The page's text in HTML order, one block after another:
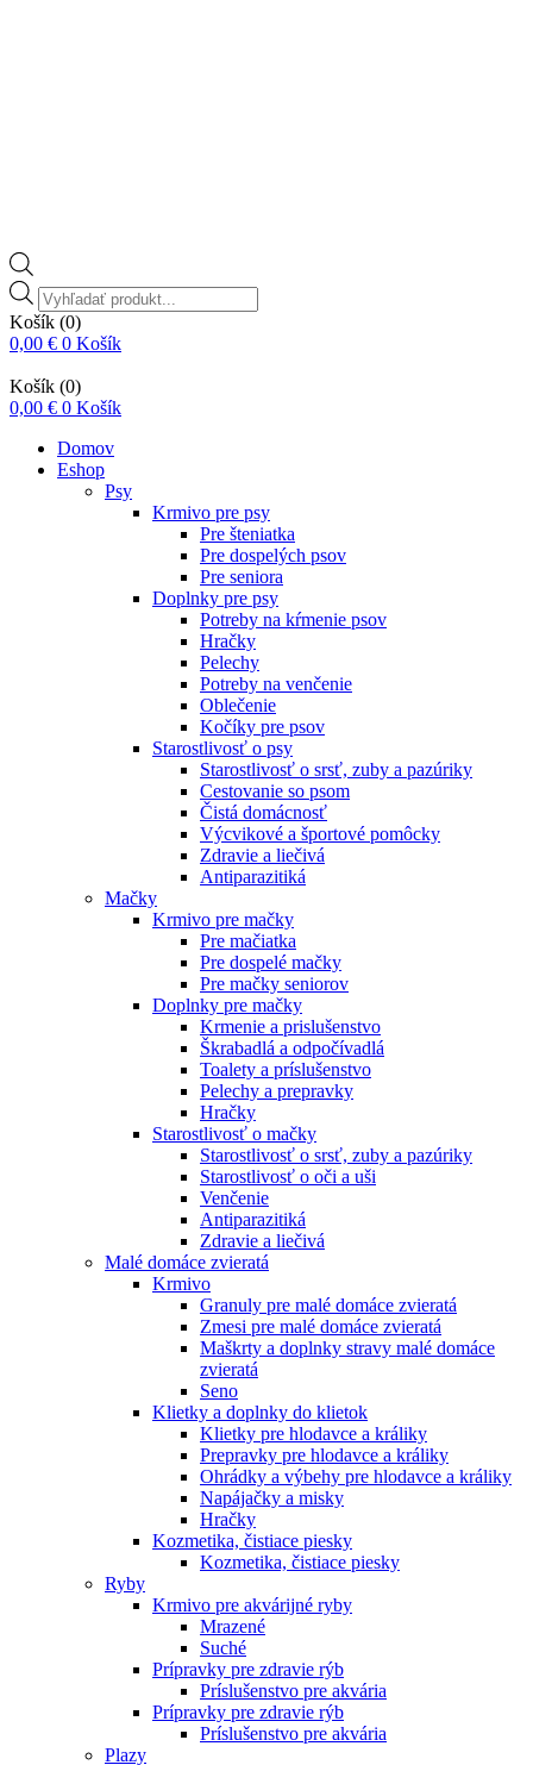
Vyhľadávanie
produktov
Košík (0)
0,00 € 0 Košík
Košík (0)
0,00 € 0 Košík
Domov
Eshop
Psy
Krmivo pre psy
Pre šteniatka
Pre dospelých psov
Pre seniora
Doplnky pre psy
Potreby na kŕmenie psov
Hračky
Pelechy
Potreby na venčenie
Oblečenie
Kočíky pre psov
Starostlivosť o psy
Starostlivosť o srsť, zuby a pazúriky
Cestovanie so psom
Čistá domácnosť
Výcvikové a športové pomôcky
Zdravie a liečivá
Antiparazitiká
Mačky
Krmivo pre mačky
Pre mačiatka
Pre dospelé mačky
Pre mačky seniorov
Doplnky pre mačky
Krmenie a prislušenstvo
Škrabadlá a odpočívadlá
Toalety а príslušenstvo
Pelechy a prepravky
Hračky
Starostlivosť o mačky
Starostlivosť o srsť, zuby a pazúriky
Starostlivosť o oči a uši
Venčenie
Antiparazitiká
Zdravie a liečivá
Malé domáce zvieratá
Krmivo
Granuly pre malé domáce zvieratá
Zmesi pre malé domáce zvieratá
Maškrty a doplnky stravy malé domáce
zvieratá
Seno
Klietky a doplnky do klietok
Klietky pre hlodavce a králiky
Prepravky pre hlodavce a králiky
Ohrádky a výbehy pre hlodavce a králiky
Napájačky a misky
Hračky
Kozmetika, čistiace piesky
Kozmetika, čistiace piesky
Ryby
Krmivo pre akvárijné ryby
Mrazené
Suché
Prípravky pre zdravie rýb
Príslušenstvo pre akvária
Prípravky pre zdravie rýb
Príslušenstvo pre akvária
Plazy